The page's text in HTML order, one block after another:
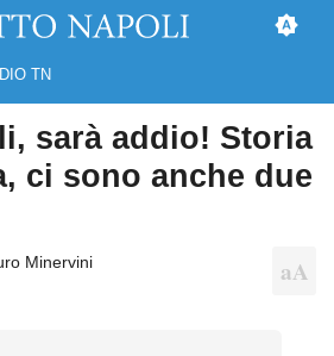
TN
sarà addio! Storia
ci sono anche due
Minervini